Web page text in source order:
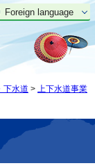
Foreign language
下水道 >
上下水道事業